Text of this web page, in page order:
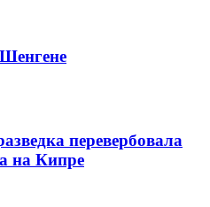
перевербовала
на Кипре